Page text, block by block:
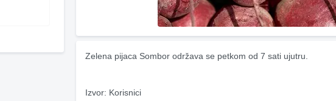
Zelena pijaca Sombor održava se petkom od 7 sati ujutru.
Izvor: Korisnici